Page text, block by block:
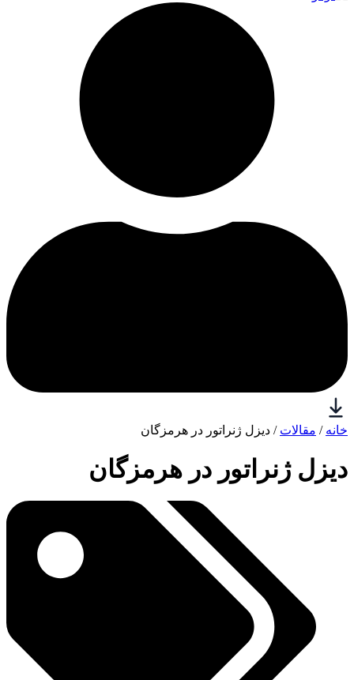
خانه / مقالات / دیزل ژنراتور در هرمزگان
دیزل ژنراتور در هرمزگان